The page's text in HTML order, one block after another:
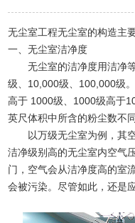
无尘室工程无尘室的构造主
一、无尘室洁净度
无尘室的洁净度用洁净等
级、10,000级、100,000级
高于 1000级、1000级高于
英尺体积中所含的粉尘数不
以万级无尘室为例，其空
洁净级别高的无尘室内空气
门，空气会从洁净度高的室
会被污染。尽管如此，还是